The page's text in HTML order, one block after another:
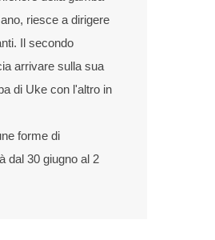
riesce a dirigere
Il secondo
arrivare sulla sua
di Uke con l'altro in
forme di
dal 30 giugno al 2